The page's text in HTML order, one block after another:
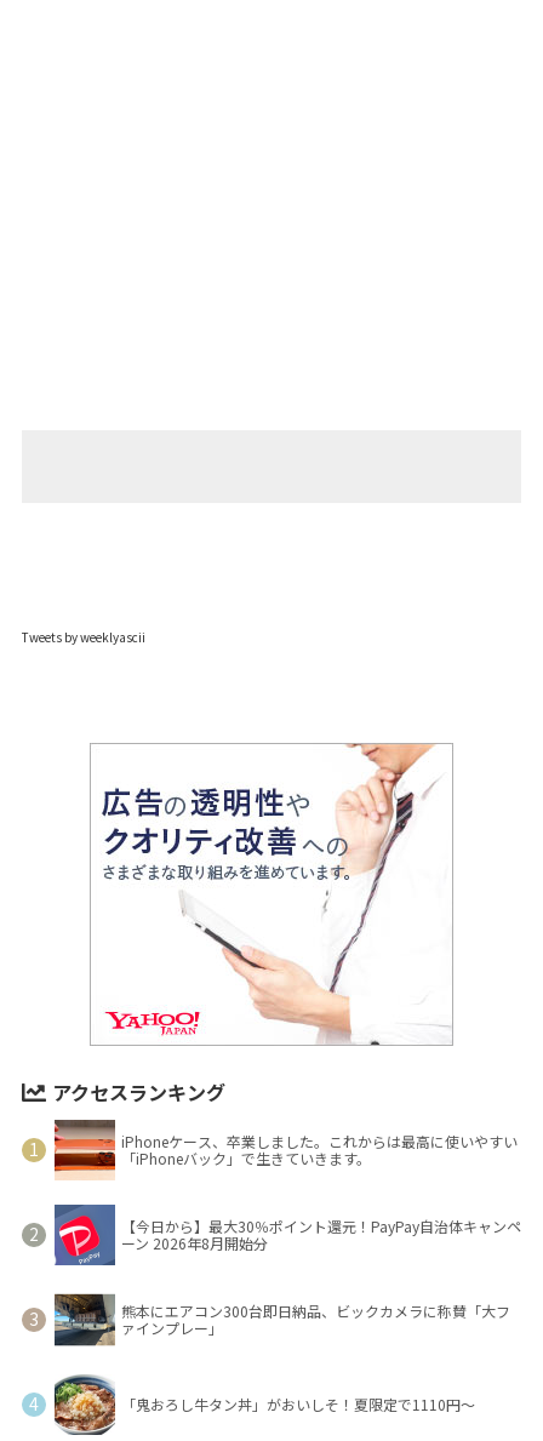
Tweets by weeklyascii
アクセスランキング
iPhoneケース、卒業しました。これからは最高に使いやすい
「iPhoneバック」で生きていきます。
【今日から】最大30％ポイント還元！PayPay自治体キャンペ
ーン 2026年8月開始分
熊本にエアコン300台即日納品、ビックカメラに称賛「大フ
ァインプレー」
「鬼おろし牛タン丼」がおいしそ！夏限定で1110円～